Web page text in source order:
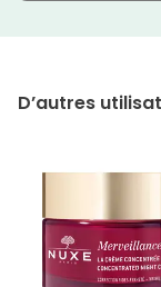
D’autres